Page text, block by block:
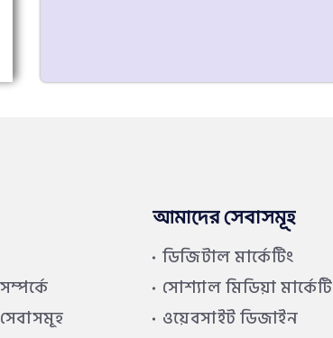
আমাদের সেবাসমূহ
ডিজিটাল মার্কেটিং
সোশ্যাল মিডিয়া
ওয়েবসাইট ডিজাইন